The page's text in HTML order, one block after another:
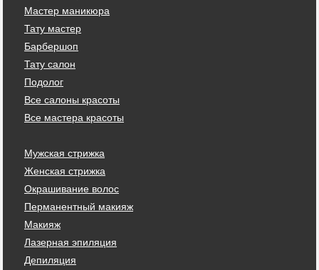
Мастер маникюра
Тату мастер
Барбершоп
Тату салон
Подолог
Все салоны красоты
Все мастера красоты
Мужская стрижка
Женская стрижка
Окрашивание волос
Перманентный макияж
Макияж
Лазерная эпиляция
Депиляция